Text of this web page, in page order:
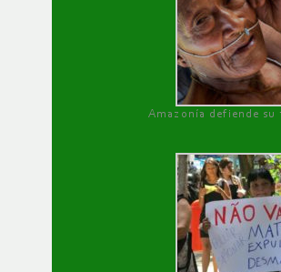
Amazonía defiende